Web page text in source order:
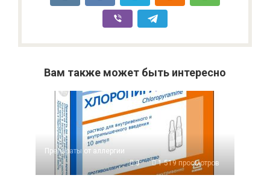
Вам также может быть интересно
Препараты от аллергии
0
1 519 просмотров